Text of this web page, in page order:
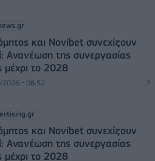
και Novibet συνεχίζουν
Ανανέωση της συνεργασίας
μέχρι το 2028
2026 - 08:52
και Novibet συνεχίζουν
Ανανέωση της συνεργασίας
μέχρι το 2028